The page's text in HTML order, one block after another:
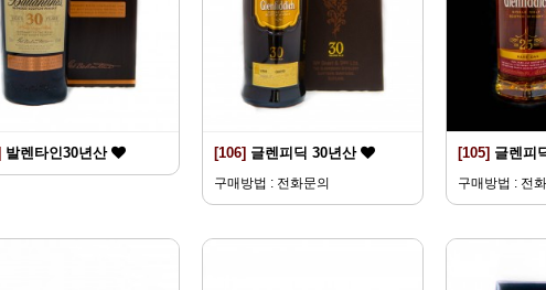
발렌타인30년산 [106] 글렌피딕 30년산
구매방법 : 전화문의
[105] 글렌피
구매방법 : 전